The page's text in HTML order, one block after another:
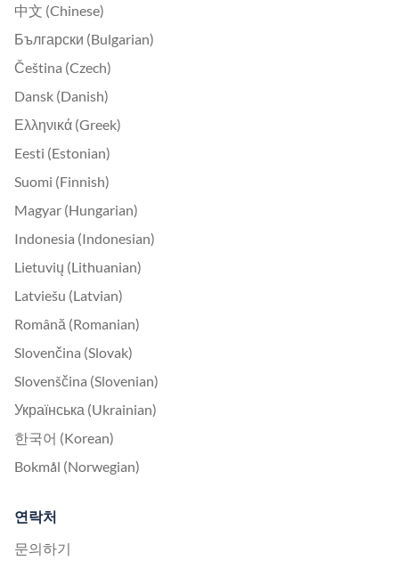
中文 (Chinese)
Български (Bulgarian)
Čeština (Czech)
Dansk (Danish)
Ελληνικά (Greek)
Eesti (Estonian)
Suomi (Finnish)
Magyar (Hungarian)
Indonesia (Indonesian)
Lietuvių (Lithuanian)
Latviešu (Latvian)
Română (Romanian)
Slovenčina (Slovak)
Slovenščina (Slovenian)
Українська (Ukrainian)
한국어 (Korean)
Bokmål (Norwegian)
연락처
문의하기